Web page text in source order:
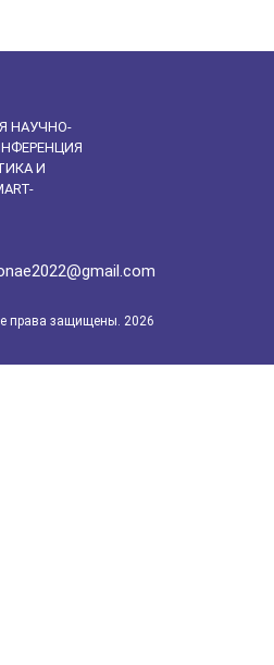
НАУЧНО-
И
права защищены. 2026